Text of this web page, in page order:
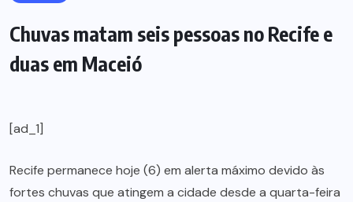
Chuvas matam seis pessoas no Recife e
duas em Maceió
[ad_1]
Recife permanece hoje (6) em alerta máximo devido às
fortes chuvas que atingem a cidade desde a quarta-feira